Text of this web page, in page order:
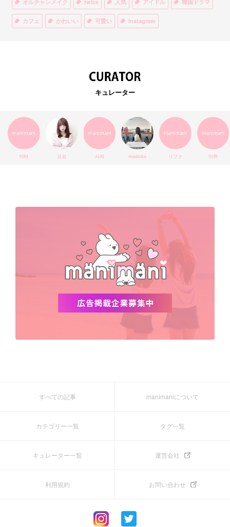
キュレーター
치타 요꼬 사라 madoka リファ 마쮸
オルチャンメイク twice 人気 アイドル 韓国ドラマ
カフェ かわいい 可愛い Instagram
ダイエット stylekorean
韓国グルメ スタイルコリアン
インスタグラム SEVENTEEN セルカ おしゃれ
エチュードハウス 防弾少年団 アプリ 韓国料理
コラボ YouTube 少女時代 SNS映え アイシャドウ
すべての記事 manimaniについて
カテゴリー一覧 タグ一覧
キュレーター一覧 運営会社
利用規約 お問い合わせ